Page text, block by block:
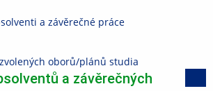
a závěrečné práce
oborů/plánů studia
a závěrečných